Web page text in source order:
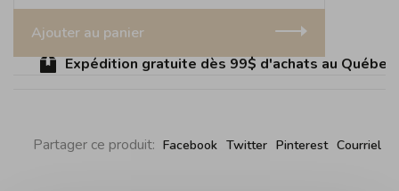
Ajouter au panier
Expédition gratuite dès 99$ d'achats au Québec
Partager ce produit: Facebook Twitter Pinterest Courriel